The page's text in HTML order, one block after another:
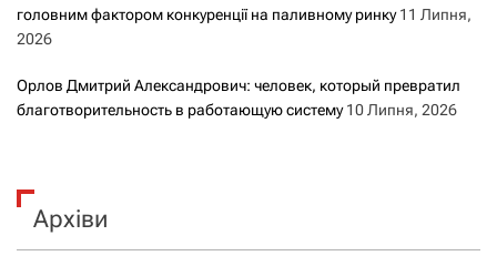
головним фактором конкуренції на паливному ринку 11 Липня,
2026
Орлов Дмитрий Александрович: человек, который превратил
благотворительность в работающую систему 10 Липня, 2026
Архіви